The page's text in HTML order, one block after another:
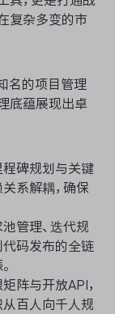
复杂多变的市
名的项目管理
底蕴展现出卓
程碑规划与关键
系解耦，确保
池管理、迭代规
代码发布的全链
阵与开放API，
从百人向千人规